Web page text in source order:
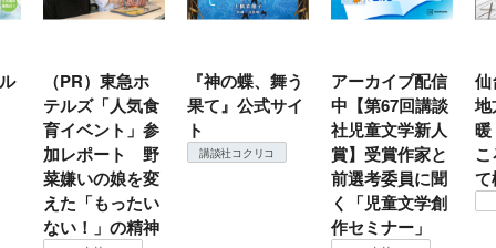
『神の蝶、舞う
果て』公式サイ
ト
講談社コクリコ
アーカイブ配信
中【第67回講談
社児童文学新人
賞】受賞作家と
仙台の冬は東北
地方では温
暖？ 本当のと
ころは仙台に来
て検証すべし！
コクリコ
『
（
こ
月